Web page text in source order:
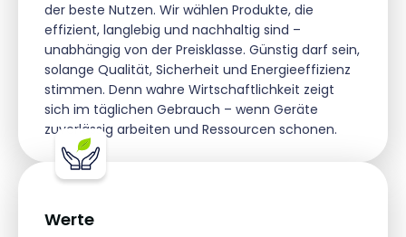
der beste Nutzen. Wir wählen Produkte, die
effizient, langlebig und nachhaltig sind –
unabhängig von der Preisklasse. Günstig darf sein,
solange Qualität, Sicherheit und Energieeffizienz
stimmen. Denn wahre Wirtschaftlichkeit zeigt
sich im täglichen Gebrauch – wenn Geräte
zuverlässig arbeiten und Ressourcen schonen.
Werte